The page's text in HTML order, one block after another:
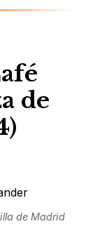
de
de Madrid